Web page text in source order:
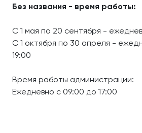
Без названия - время работы:
С 1 мая по 20 сентября -
С 1 октября по 30 апреля -
19:00
Время работы администрации:
Ежедневно с 09:00 до 17:00